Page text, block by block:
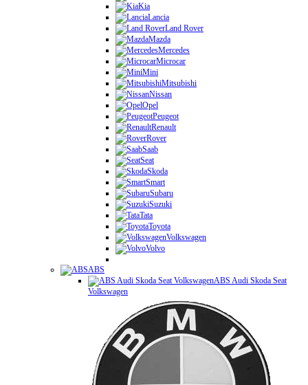
Kia
Lancia
Land Rover
Mazda
Mercedes
Microcar
Mini
Mitsubishi
Nissan
Opel
Peugeot
Renault
Rover
Saab
Seat
Skoda
Smart
Subaru
Suzuki
Tata
Toyota
Volkswagen
Volvo
ABS
ABS Audi Skoda Seat
Volkswagen